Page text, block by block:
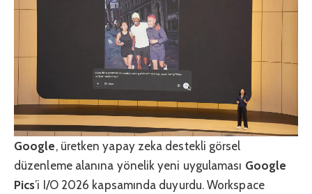
Google, üretken yapay zeka destekli görsel
düzenleme alanına yönelik yeni uygulaması Google
Pics’i I/O 2026 kapsamında duyurdu. Workspace